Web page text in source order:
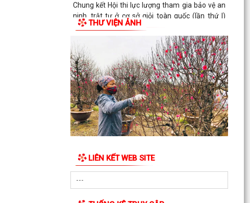
Chung kết Hội thi lực lượng tham gia bảo vệ an
ninh, trật tự ở cơ sở giỏi toàn quốc (lần thứ I)
năm...
Liên hoan văn nghệ “Thanh âm mùa hạ” hứa
hẹn nhiều tiết mục hấp dẫn
Trao 30 suất quà cho nạn nhân da cam có hoàn
cảnh khó khăn
Quyết định phê duyệt kết quả trúng đấu giá
Quyền sử dụng đất tại khu dân cư Liễu Tràng,
phường Tân...
Trung tâm Phục vụ hành chính công phường
Tân Hưng tiếp nhận hồ sơ thủ tục ngoài giờ
THƯ VIỆN ẢNH
LIÊN KẾT WEB SITE